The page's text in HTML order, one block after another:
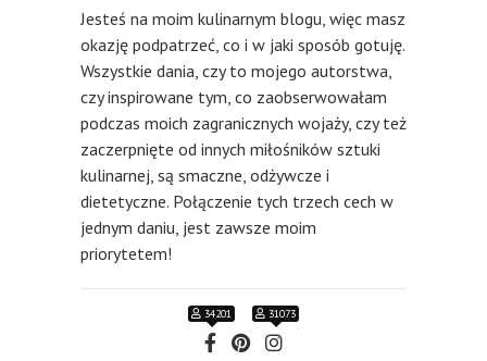
Jesteś na moim kulinarnym blogu, więc masz
okazję podpatrzeć, co i w jaki sposób gotuję.
Wszystkie dania, czy to mojego autorstwa,
czy inspirowane tym, co zaobserwowałam
podczas moich zagranicznych wojaży, czy też
zaczerpnięte od innych miłośników sztuki
kulinarnej, są smaczne, odżywcze i
dietetyczne. Połączenie tych trzech cech w
jednym daniu, jest zawsze moim
priorytetem!
34201 31073